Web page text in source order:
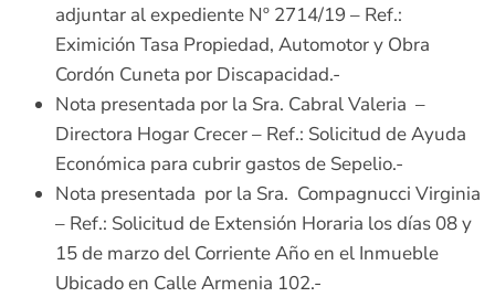
adjuntar al expediente Nº 2714/19 – Ref.:
Eximición Tasa Propiedad, Automotor y Obra
Cordón Cuneta por Discapacidad.-
Nota presentada por la Sra. Cabral Valeria –
Directora Hogar Crecer – Ref.: Solicitud de Ayuda
Económica para cubrir gastos de Sepelio.-
Nota presentada por la Sra. Compagnucci Virginia
– Ref.: Solicitud de Extensión Horaria los días 08 y
15 de marzo del Corriente Año en el Inmueble
Ubicado en Calle Armenia 102.-